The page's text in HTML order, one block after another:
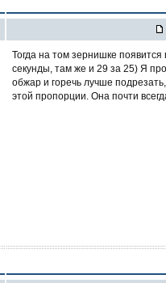
Тогда на том зернишке появится
секунды, там же и 29 за 25) Я
обжар и горечь лучше
этой пропорции. Она почти